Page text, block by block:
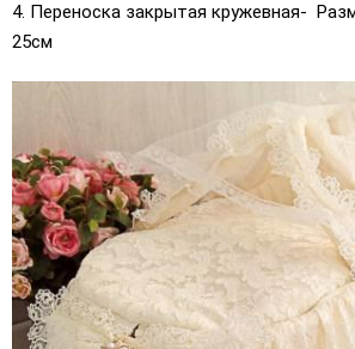
4. Переноска закрытая кружевная-
25см